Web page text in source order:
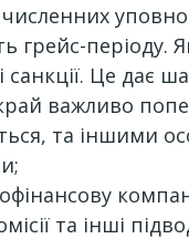
грейс-
санкції. Це дає
важливо
та іншими
та інші